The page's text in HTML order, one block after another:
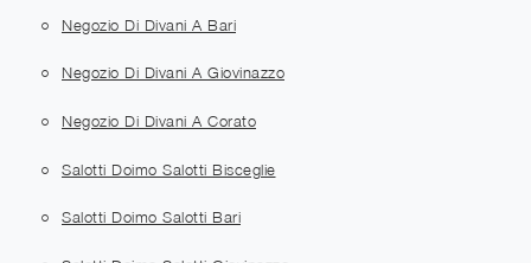
Negozio Di Divani A Bari
Negozio Di Divani A Giovinazzo
Negozio Di Divani A Corato
Salotti Doimo Salotti Bisceglie
Salotti Doimo Salotti Bari